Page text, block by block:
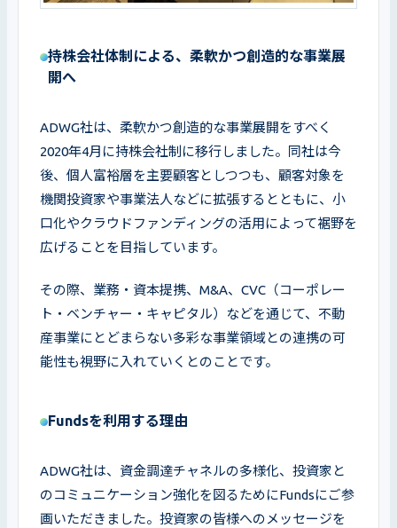
持株会社体制による、柔軟かつ創造的な事業展
開へ
ADWG社は、柔軟かつ創造的な事業展開をすべく
2020年4月に持株会社制に移行しました。同社は今
後、個人富裕層を主要顧客としつつも、顧客対象を
機関投資家や事業法人などに拡張するとともに、小
口化やクラウドファンディングの活用によって裾野を
広げることを目指しています。
その際、業務・資本提携、M&A、CVC（コーポレー
ト・ベンチャー・キャピタル）などを通じて、不動
産事業にとどまらない多彩な事業領域との連携の可
能性も視野に入れていくとのことです。
Fundsを利用する理由
ADWG社は、資金調達チャネルの多様化、投資家と
のコミュニケーション強化を図るためにFundsにご参
画いただきました。投資家の皆様へのメッセージを